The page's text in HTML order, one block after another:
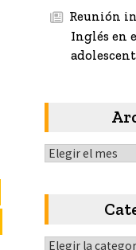
Reunión
Inglés en
Archivos
Categorías